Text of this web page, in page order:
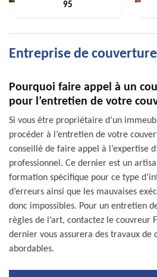
95
Entreprise de
Pourquoi faire appel à un
pour l’entretien de votre
Si vous être propriétaire d’un
procéder à l’entretien de votre
conseillé de faire appel à l’expertise
professionnel. Ce dernier est un
formation spécifique pour ce type
d’erreurs ainsi que les mauvaises
donc impossibles. Pour un entretien
règles de l’art, contactez le couvreur
dernier vous assurera des travaux de
abordables.